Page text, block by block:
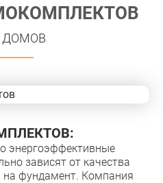
ДОМОВ
энергоэффективные
зависят от качества
фундамент. Компания